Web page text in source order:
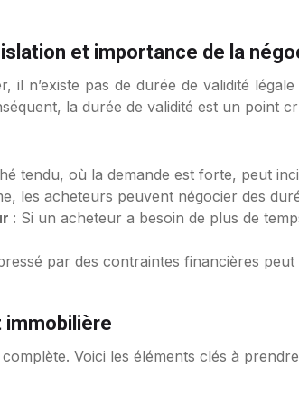
et importance de la
il n’existe pas de durée de validité
la durée de validité est un point
tendu, où la demande est forte, peut
les acheteurs peuvent négocier des
: Si un acheteur a besoin de plus de
par des contraintes financières
immobilière
Voici les éléments clés à